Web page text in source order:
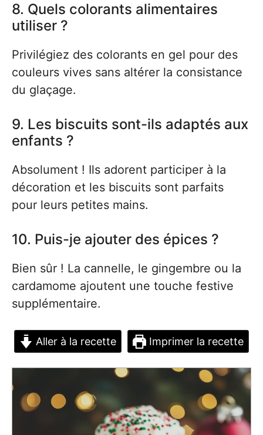
8. Quels colorants alimentaires
utiliser ?
Privilégiez des colorants en gel pour des
couleurs vives sans altérer la consistance
du glaçage.
9. Les biscuits sont-ils adaptés aux
enfants ?
Absolument ! Ils adorent participer à la
décoration et les biscuits sont parfaits
pour leurs petites mains.
10. Puis-je ajouter des épices ?
Bien sûr ! La cannelle, le gingembre ou la
cardamome ajoutent une touche festive
supplémentaire.
Aller à la recette Imprimer la recette